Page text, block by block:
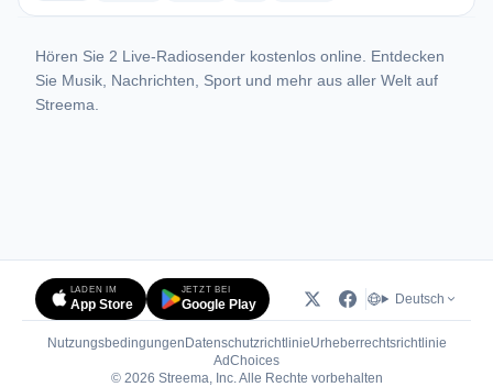
Hören Sie 2 Live-Radiosender kostenlos online. Entdecken
Sie Musik, Nachrichten, Sport und mehr aus aller Welt auf
Streema.
LADEN IM
App Store
JETZT BEI
Google Play Deutsch
Nutzungsbedingungen DatenschutzrichtlinieUrheberrechtsrichtlinie
AdChoices(öffnet in neuem Tab)
© 2026 Streema, Inc. Alle Rechte vorbehalten